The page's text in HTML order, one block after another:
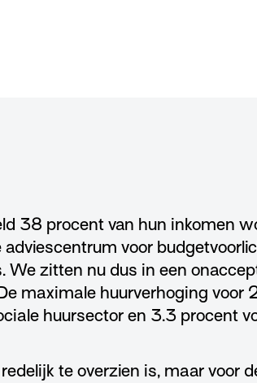
38 procent van hun inkomen
voor
zitten nu dus in een
maximale huurverhoging
huursector en 3.3 procent
te overzien is, maar voor